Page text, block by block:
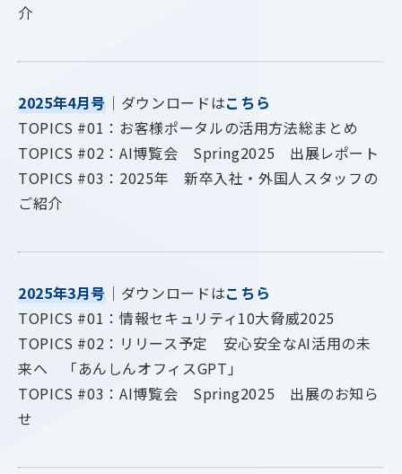
介
2025年4月号 ｜ダウンロードはこちら
TOPICS #01：お客様ポータルの活用方法総まとめ
TOPICS #02：AI博覧会 Spring2025 出展レポート
TOPICS #03：2025年 新卒入社・外国人スタッフの
ご紹介
2025年3月号 ｜ダウンロードはこちら
TOPICS #01：情報セキュリティ10大脅威2025
TOPICS #02：リリース予定 安心安全なAI活用の未
来へ 「あんしんオフィスGPT」
TOPICS #03：AI博覧会 Spring2025 出展のお知ら
せ